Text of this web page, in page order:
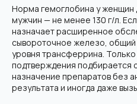
Норма гемоглобина у женщин
мужчин — не менее 130 г/л.
назначает расширенное
сывороточное железо, общий
уровня трансферрина.
подтверждения подбирается
назначение препаратов без
результата и иногда даже